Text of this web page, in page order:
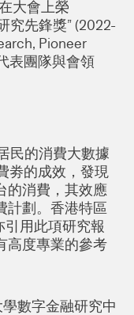
大會上榮
究先鋒獎” (2022-
Pioneer
表團隊與會領
民的消費大數據
劵的成效，發現
的消費，其效應
計劃。香港特區
用此項研究報
高度專業的參考
數字金融研究中